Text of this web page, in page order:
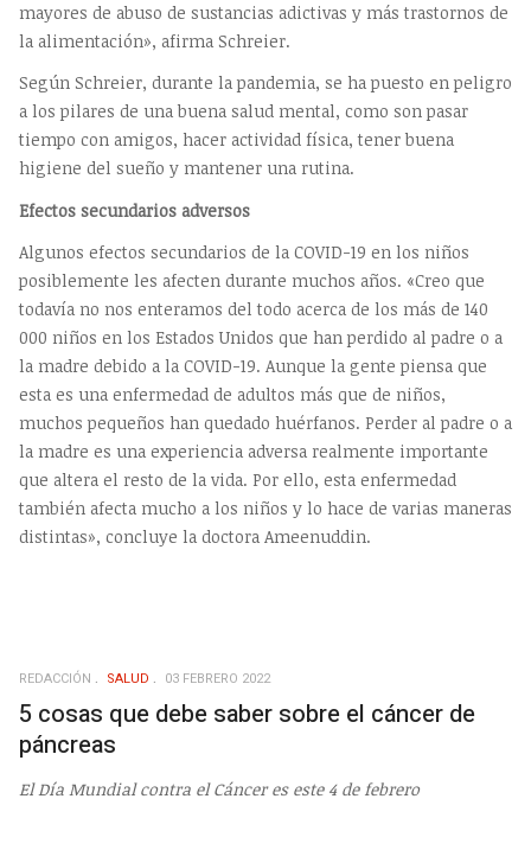
mayores de abuso de sustancias adictivas y más trastornos de
la alimentación», afirma Schreier.
Según Schreier, durante la pandemia, se ha puesto en peligro
a los pilares de una buena salud mental, como son pasar
tiempo con amigos, hacer actividad física, tener buena
higiene del sueño y mantener una rutina.
Efectos secundarios adversos
Algunos efectos secundarios de la COVID-19 en los niños
posiblemente les afecten durante muchos años. «Creo que
todavía no nos enteramos del todo acerca de los más de 140
000 niños en los Estados Unidos que han perdido al padre o a
la madre debido a la COVID-19. Aunque la gente piensa que
esta es una enfermedad de adultos más que de niños,
muchos pequeños han quedado huérfanos. Perder al padre o a
la madre es una experiencia adversa realmente importante
que altera el resto de la vida. Por ello, esta enfermedad
también afecta mucho a los niños y lo hace de varias maneras
distintas», concluye la doctora Ameenuddin.
REDACCIÓN SALUD 03 FEBRERO 2022
5 cosas que debe saber sobre el cáncer de
páncreas
El Día Mundial contra el Cáncer es este 4 de febrero